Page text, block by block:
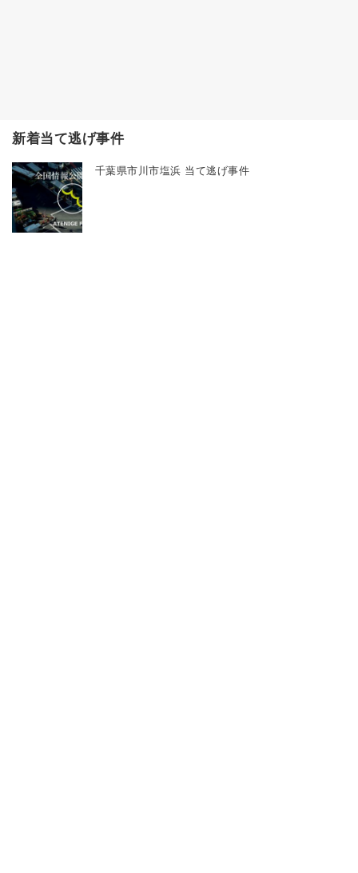
新着当て逃げ事件
千葉県市川市塩浜 当て逃げ事件